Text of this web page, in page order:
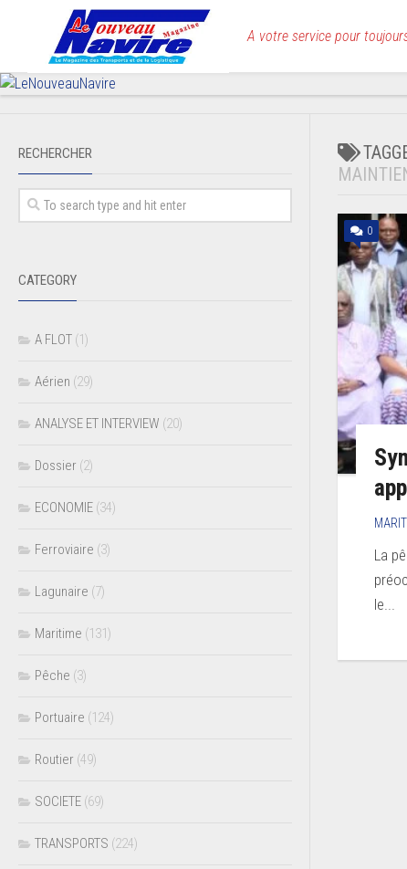
A votre service pour
0
La
le...
RECHERCHER
CATEGORY
A FLOT (1)
Aérien (29)
ANALYSE ET INTERVIEW (20)
Dossier (2)
ECONOMIE (34)
Ferroviaire (3)
Lagunaire (7)
Maritime (131)
Pêche (3)
Portuaire (124)
Routier (49)
SOCIETE (69)
TRANSPORTS (224)